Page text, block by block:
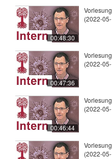
00:48:30
(2022-
00:47:36
(2022-
00:46:44
(2022-
(2022-